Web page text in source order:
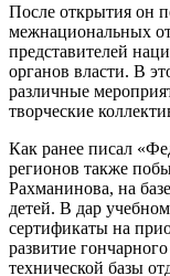
После открытия он
межнациональных
представителей
органов власти. В
различные
творческие
Как ранее писал
регионов также
Рахманинова, на
детей. В дар
сертификаты на
развитие
технической базы